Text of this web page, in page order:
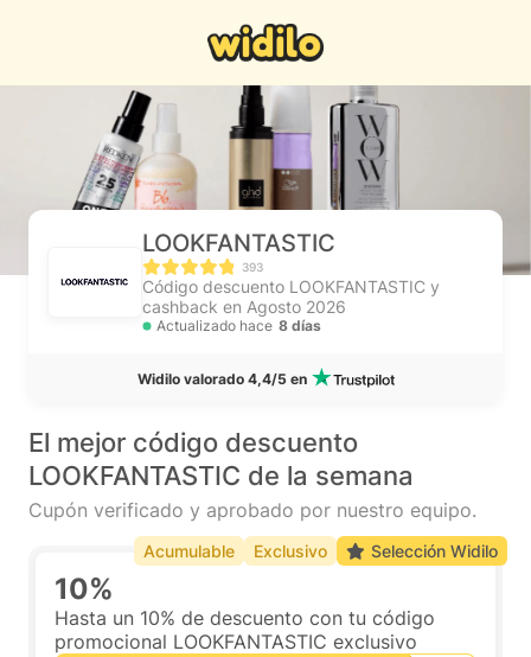
LOOKFANTASTIC
393
Código descuento LOOKFANTASTIC y
cashback en Agosto 2026
Actualizado hace 8 días
Widilo valorado 4,4/5 en
El mejor código descuento
LOOKFANTASTIC de la semana
Cupón verificado y aprobado por nuestro equipo.
10%
Hasta un 10% de descuento con tu código
promocional LOOKFANTASTIC exclusivo
Acumulable Exclusivo Selección Widilo